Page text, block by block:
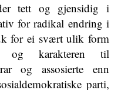
tett og gjensidig i
for radikal endring i
for ei svært ulik form
karakteren til
og assosierte enn
parti,